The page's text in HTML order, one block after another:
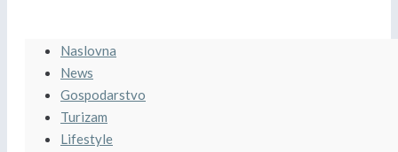
Naslovna
News
Gospodarstvo
Turizam
Lifestyle